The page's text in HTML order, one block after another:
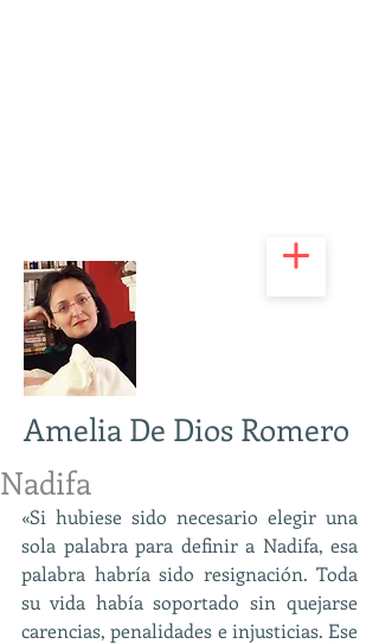
Amelia De Dios Romero
Nadifa
«Si hubiese sido necesario elegir una
sola palabra para definir a Nadifa, esa
palabra habría sido resignación. Toda
su vida había soportado sin quejarse
carencias, penalidades e injusticias. Ese